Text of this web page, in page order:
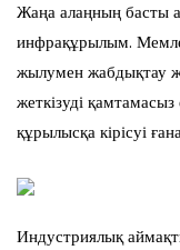
Жаңа алаңның басты
инфрақұрылым.
жылумен жабдықтау
жеткізуді
құрылысқа кірісуі
Индустриялық